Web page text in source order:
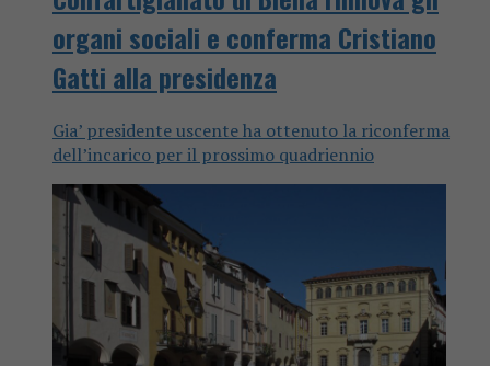
organi sociali e conferma Cristiano
Gatti alla presidenza
Gia’ presidente uscente ha ottenuto la riconferma
dell’incarico per il prossimo quadriennio